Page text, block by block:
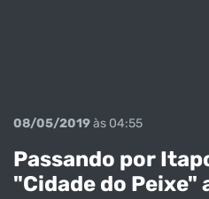
08/05/2019às 04:55
Passando por
"Cidade do Peixe"